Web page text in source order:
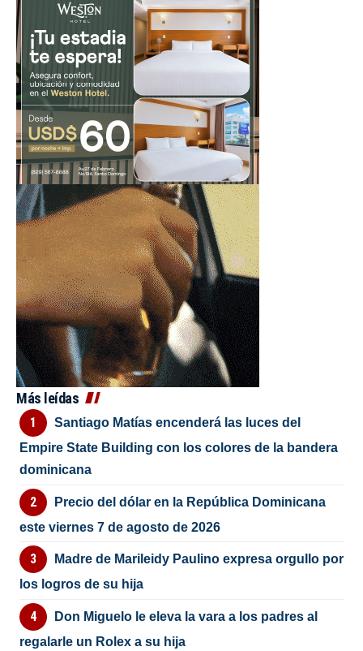
Más leídas
Santiago Matías encenderá las luces del
Empire State Building con los colores de la bandera
dominicana
Precio del dólar en la República Dominicana
este viernes 7 de agosto de 2026
Madre de Marileidy Paulino expresa orgullo por
los logros de su hija
Don Miguelo le eleva la vara a los padres al
regalarle un Rolex a su hija